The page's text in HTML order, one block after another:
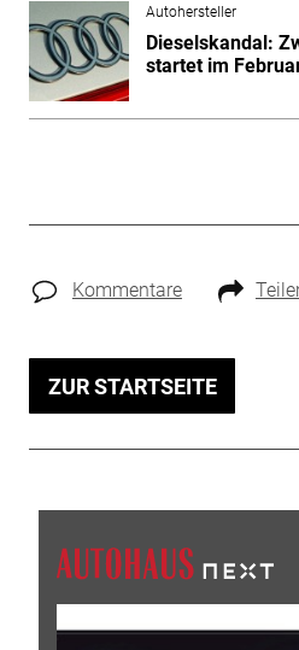
Autohersteller
Dieselskandal:
startet im
Kommentare
ZUR STARTSEITE